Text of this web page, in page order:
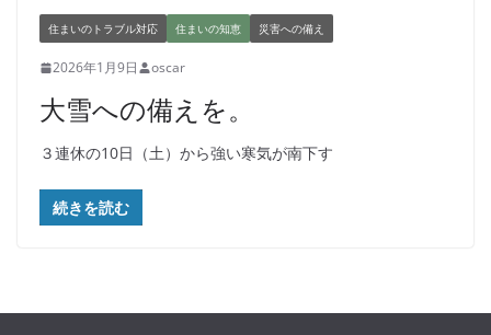
住まいのトラブル対応 住まいの知恵 災害への備え
2026年1月9日 oscar
大雪への備えを。
３連休の10日（土）から強い寒気が南下す
続きを読む